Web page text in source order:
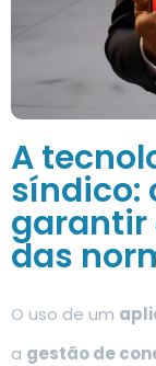
A
síndico:
garantir
das
O uso de um
a gestão de